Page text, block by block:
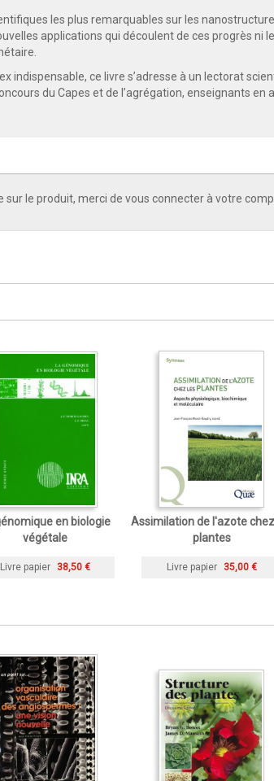
les plus remarquables sur les
applications qui découlent de ces progrès ni
indispensable, ce livre s’adresse à un lectorat
du Capes et de l’agrégation, enseignants en
le produit, merci de vous connecter à votre
en biologie
végétale
Livre papier 38,50 €
Assimilation de l'azote
plantes
Livre papier 35,00 €